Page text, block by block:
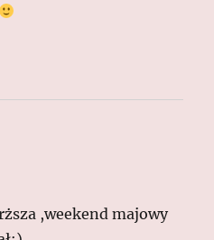
,weekend majowy